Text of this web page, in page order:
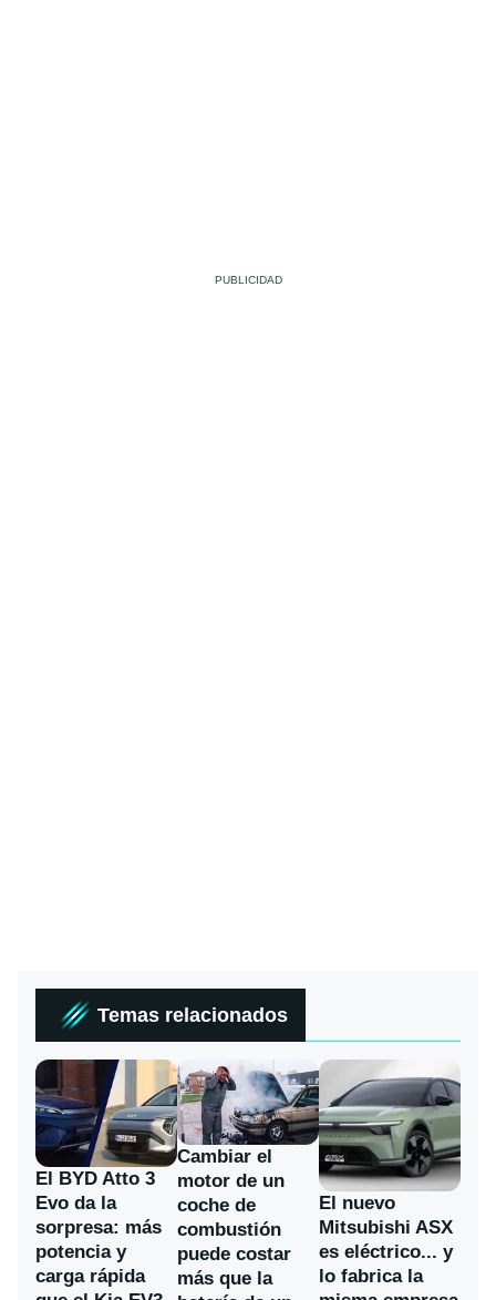
Temas relacionados
El BYD Atto 3
Evo da la
sorpresa: más
potencia y
carga rápida
Cambiar el
motor de un
coche de
combustión
puede costar
más que la
El nuevo
Mitsubishi ASX
es eléctrico... y
lo fabrica la